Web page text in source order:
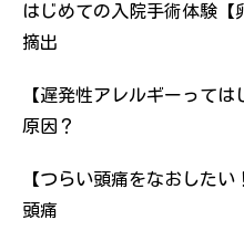
はじめての入院手術体験
摘出
【遅発性アレルギーって
原因？
【つらい頭痛をなおした
頭痛